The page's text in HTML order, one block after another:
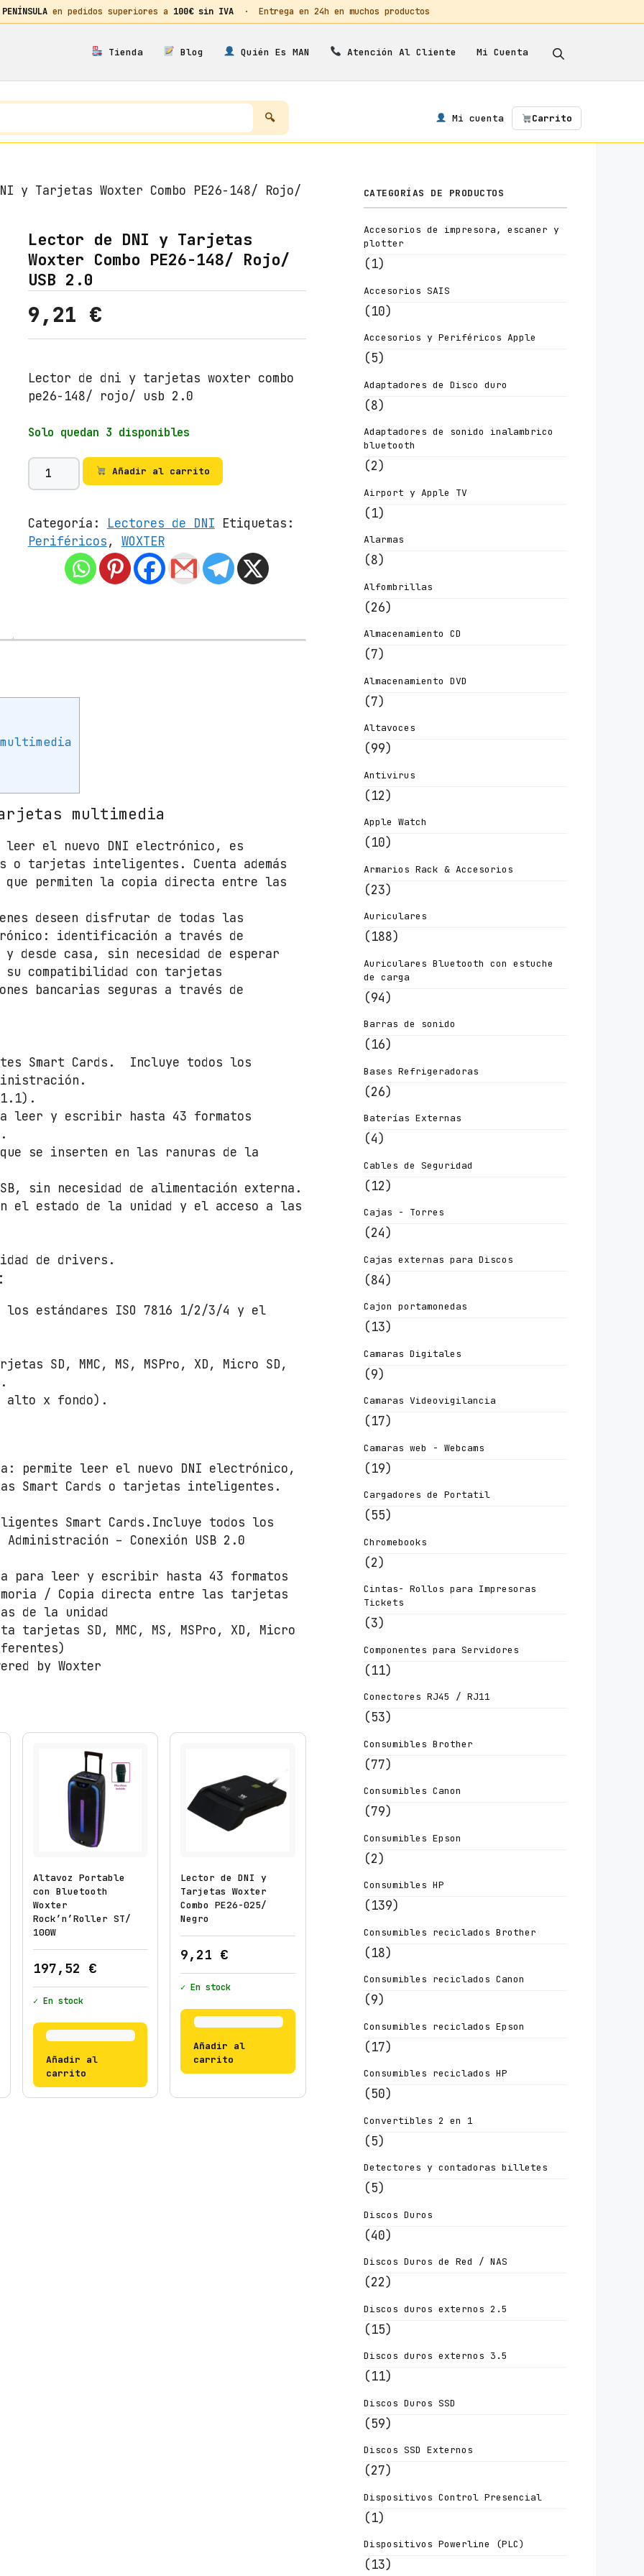
en pedidos superiores a 100€ sin IVA · Entrega en 24h en muchos productos
Tienda Blog Quién Es MAN Atención Al Cliente Mi Cuenta
Mi cuenta Carrito
y Tarjetas Woxter Combo PE26-148/ Rojo/
Lector de DNI y Tarjetas
Woxter Combo PE26-148/ Rojo/
USB 2.0
9,21 €
Lector de dni y tarjetas woxter combo
pe26-148/ rojo/ usb 2.0
Solo quedan 3 disponibles
L
e
t
o
I
a
j
W
o
x
t
r
C
o
m
b
2
6
1
8
R
/
B
0
a
d
a
Añadir al carrito
Categoría: Lectores de DNI Etiquetas:
Periféricos, WOXTER
multimedia
leer el nuevo DNI electrónico, es
tarjetas inteligentes. Cuenta además
permiten la copia directa entre las
deseen disfrutar de todas las
identificación a través de
casa, sin necesidad de esperar
su compatibilidad con tarjetas
bancarias seguras a través de
Smart Cards. Incluye todos los
1.1).
leer y escribir hasta 43 formatos
se inserten en las ranuras de la
sin necesidad de alimentación externa.
el estado de la unidad y el acceso a las
de drivers.
los estándares ISO 7816 1/2/3/4 y el
SD, MMC, MS, MSPro, XD, Micro SD,
x alto x fondo).
permite leer el nuevo DNI electrónico,
Smart Cards o tarjetas inteligentes.
Smart Cards.Incluye todos los
– Conexión USB 2.0
para leer y escribir hasta 43 formatos
/ Copia directa entre las tarjetas
de la unidad
SD, MMC, MS, MSPro, XD, Micro
by Woxter
Altavoz Portable
con Bluetooth
Woxter
Rock’n’Roller ST/
100W
197,52 €
✓ En stock
Añadir al
carrito
Lector de DNI y
Tarjetas Woxter
Combo PE26-025/
Negro
9,21 €
✓ En stock
Añadir al
carrito
CATEGORÍAS DE PRODUCTOS
Accesorios de impresora, escaner y
plotter
(1)
Accesorios SAIS
(10)
Accesorios y Periféricos Apple
(5)
Adaptadores de Disco duro
(8)
Adaptadores de sonido inalambrico
bluetooth
(2)
Airport y Apple TV
(1)
Alarmas
(8)
Alfombrillas
(26)
Almacenamiento CD
(7)
Almacenamiento DVD
(7)
Altavoces
(99)
Antivirus
(12)
Apple Watch
(10)
Armarios Rack & Accesorios
(23)
Auriculares
(188)
Auriculares Bluetooth con estuche
de carga
(94)
Barras de sonido
(16)
Bases Refrigeradoras
(26)
Baterías Externas
(4)
Cables de Seguridad
(12)
Cajas - Torres
(24)
Cajas externas para Discos
(84)
Cajon portamonedas
(13)
Camaras Digitales
(9)
Camaras Videovigilancia
(17)
Camaras web - Webcams
(19)
Cargadores de Portatil
(55)
Chromebooks
(2)
Cintas- Rollos para Impresoras
Tickets
(3)
Componentes para Servidores
(11)
Conectores RJ45 / RJ11
(53)
Consumibles Brother
(77)
Consumibles Canon
(79)
Consumibles Epson
(2)
Consumibles HP
(139)
Consumibles reciclados Brother
(18)
Consumibles reciclados Canon
(9)
Consumibles reciclados Epson
(17)
Consumibles reciclados HP
(50)
Convertibles 2 en 1
(5)
Detectores y contadoras billetes
(5)
Discos Duros
(40)
Discos Duros de Red / NAS
(22)
Discos duros externos 2.5
(15)
Discos duros externos 3.5
(11)
Discos Duros SSD
(59)
Discos SSD Externos
(27)
Dispositivos Control Presencial
(1)
Dispositivos Powerline (PLC)
(13)